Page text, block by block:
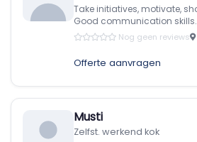
Take initiatives, motivate,
Good communication
Nog geen reviews
Offerte aanvragen
Musti
Zelfst. werkend kok